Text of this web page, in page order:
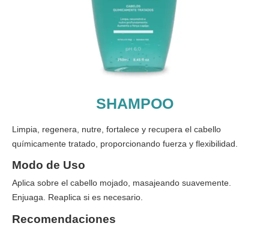
SHAMPOO
Limpia, regenera, nutre, fortalece y recupera el cabello
químicamente tratado, proporcionando fuerza y flexibilidad.
Modo de Uso
Aplica sobre el cabello mojado, masajeando suavemente.
Enjuaga. Reaplica si es necesario.
Recomendaciones